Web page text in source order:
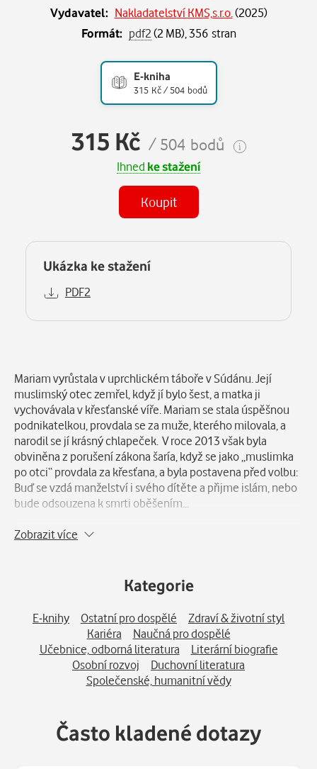
Vydavatel: Nakladatelství KMS,s.r.o. (2025)
Formát: pdf2(2 MB), 356 stran
E-kniha
315 Kč / 504 bodů
315 Kč / 504 bodů
Ihned ke stažení
Koupit
Ukázka ke stažení
PDF2
Mariam vyrůstala v uprchlickém táboře v Súdánu. Její
muslimský otec zemřel, když jí bylo šest, a matka ji
vychovávala v křesťanské víře. Mariam se stala úspěšnou
podnikatelkou, provdala se za muže, kterého milovala, a
narodil se jí krásný chlapeček. V roce 2013 však byla
obviněna z porušení zákona šaría, když se jako „muslimka
po otci“ provdala za křesťana, a byla postavena před volbu:
Buď se vzdá manželství i svého dítěte a přijme islám, nebo
bude odsouzena k smrti oběšením...
„V okovech“ je skutečný příběh odvážné ženy, která byla
práva šaría, přes věznění a porod v poutech až po
Zobrazit více
Kategorie
E-knihy Ostatní pro dospělé
Zdraví & životní styl
Kariéra
Naučná pro dospělé
Učebnice, odborná literatura
Literární biografie
Osobní rozvoj
Duchovní literatura
Společenské, humanitní vědy
Často kladené dotazy